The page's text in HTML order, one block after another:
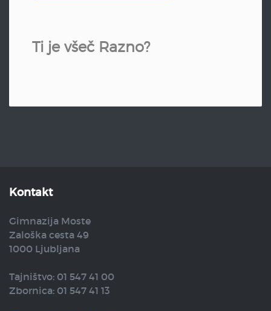
Ti je všeč Razno?
Kontakt
Gimnazija Moste
Zaloška cesta 49
1000 Ljubljana
Tajništvo: 01 547 41 00
Zbornica: 01 547 41 13